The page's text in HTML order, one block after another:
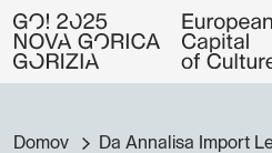
Domov Da Annalisa Import